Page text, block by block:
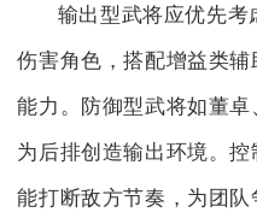
输出型武将应优先考
伤害角色，搭配增益类
能力。防御型武将如董卓
为后排创造输出环境。
能打断敌方节奏，为团